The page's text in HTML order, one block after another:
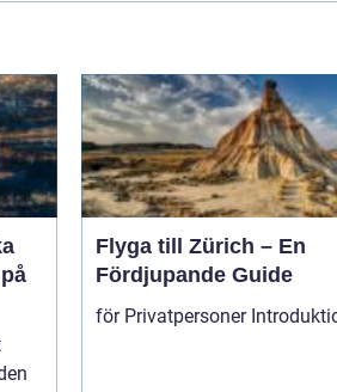
Flyga till Zürich – En
Fördjupande Guide